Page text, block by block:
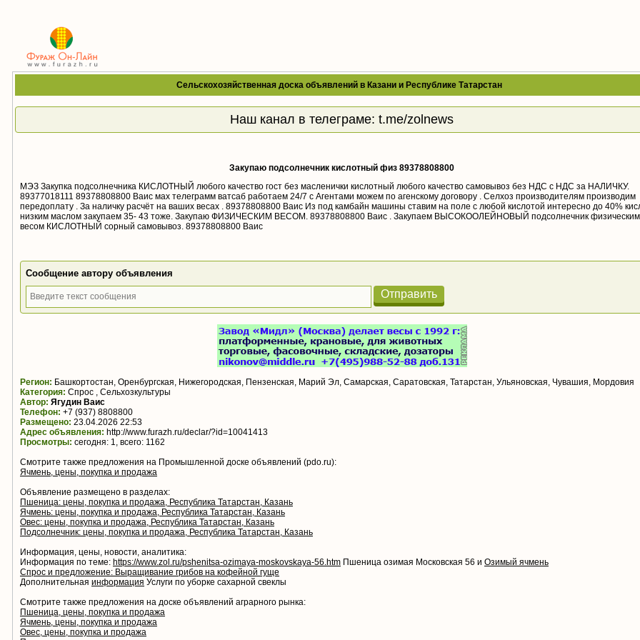
Сельскохозяйственная доска объявлений в Казани и Республике Татарстан
Наш канал в телеграме: t.me/zolnews
Закупаю подсолнечник кислотный физ 89378808800
МЭЗ Закупка подсолнечника КИСЛОТНЫЙ любого качество гост без масленички кислотный любого качество самовывоз без НДС с НДС за НАЛИЧКУ.
89377018111 89378808800 Ваис мах телеграмм ватсаб работаем 24/7 с Агентами можем по агенскому договору . Селхоз производителям производим
передоплату . За наличку расчёт на ваших весах . 89378808800 Ваис Из под камбайн машины ставим на поле с любой кислотой интересно до 40%
низким маслом закупаем 35- 43 тоже. Закупаю ФИЗИЧЕСКИМ ВЕСОМ. 89378808800 Ваис . Закупаем ВЫСОКООЛЕЙНОВЫЙ подсолнечник физическим
весом КИСЛОТНЫЙ сорный самовывоз. 89378808800 Ваис
Сообщение автору объявления
Отправить
Регион: Башкортостан, Оренбургская, Нижегородская, Пензенская, Марий Эл, Самарская, Саратовская, Татарстан, Ульяновская, Чувашия, Мордовия
Категория: Спрос , Сельхозкультуры
Автор: Ягудин Ваис
Телефон: +7 (937) 8808800
Размещено: 23.04.2026 22:53
Адрес объявления: http://www.furazh.ru/declar/?id=10041413
Просмотры: сегодня: 1, всего: 1162
Смотрите также предложения на Промышленной доске объявлений (pdo.ru):
Ячмень, цены, покупка и продажа
Объявление размещено в разделах:
Пшеница: цены, покупка и продажа, Республика Татарстан, Казань
Ячмень: цены, покупка и продажа, Республика Татарстан, Казань
Овес: цены, покупка и продажа, Республика Татарстан, Казань
Подсолнечник: цены, покупка и продажа, Республика Татарстан, Казань
Информация, цены, новости, аналитика:
Информация по теме: https://www.zol.ru/pshenitsa-ozimaya-moskovskaya-56.htm Пшеница озимая Московская 56 и Озимый ячмень
Спрос и предложение: Выращивание грибов на кофейной гуще
Дополнительная информация Услуги по уборке сахарной свеклы
Смотрите также предложения на доске объявлений аграрного рынка:
Пшеница, цены, покупка и продажа
Ячмень, цены, покупка и продажа
Овес, цены, покупка и продажа